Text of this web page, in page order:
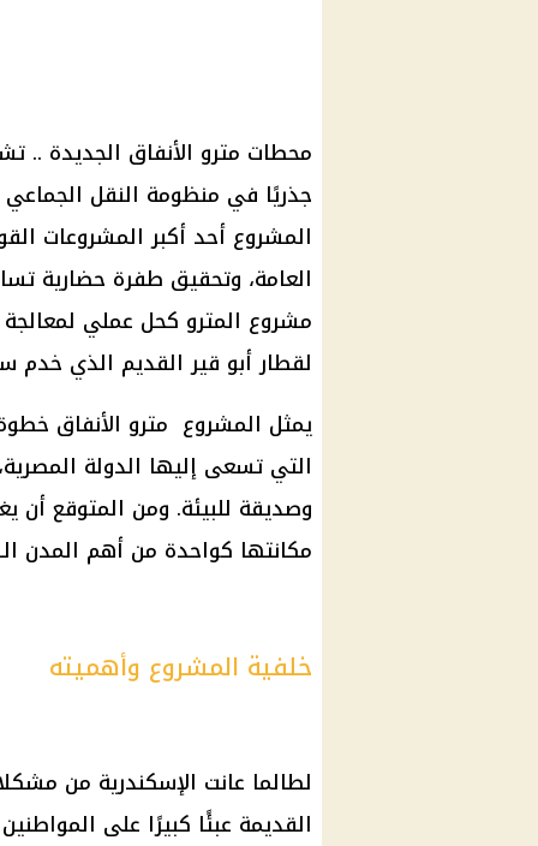
محطات مترو الأنفاق الجديدة ..
جذريًا في منظومة النقل
المشروع أحد أكبر المشروعات
العامة، وتحقيق طفرة حضارية
مشروع المترو كحل عملي لمعالجة
لقطار أبو قير القديم الذي خدم
يمثل المشروع مترو الأنفاق
التي تسعى إليها الدولة
وصديقة للبيئة. ومن المتوقع أن
مكانتها كواحدة من أهم المدن
خلفية المشروع وأهميته
لطالما عانت الإسكندرية من
القديمة عبئًا كبيرًا على المواطنين